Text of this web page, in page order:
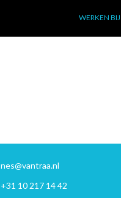
WERKEN BIJ
nes@vantraa.nl
+31 10 217 14 42